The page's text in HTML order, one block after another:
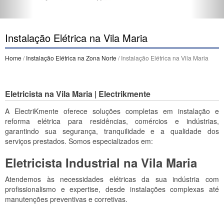
Instalação Elétrica na Vila Maria
Home /Instalação Elétrica na Zona Norte / Instalação Elétrica na Vila Maria
Eletricista na Vila Maria | Electrikmente
A ElectriKmente oferece soluções completas em instalação e
reforma elétrica para residências, comércios e indústrias,
garantindo sua segurança, tranquilidade e a qualidade dos
serviços prestados. Somos especializados em:
Eletricista Industrial na Vila Maria
Atendemos às necessidades elétricas da sua indústria com
profissionalismo e expertise, desde instalações complexas até
manutenções preventivas e corretivas.